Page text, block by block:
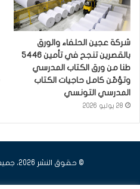
شركة عجين الحلفاء والورق
بالقصرين تنجح في تأمين 5446
طنا من ورق الكتاب المدرسي
وتؤمّن كامل حاجيات الكتاب
المدرسي التونسي
28 يوليو 2026
© حقوق النشر 2026، جميع الحقوق محفوظة